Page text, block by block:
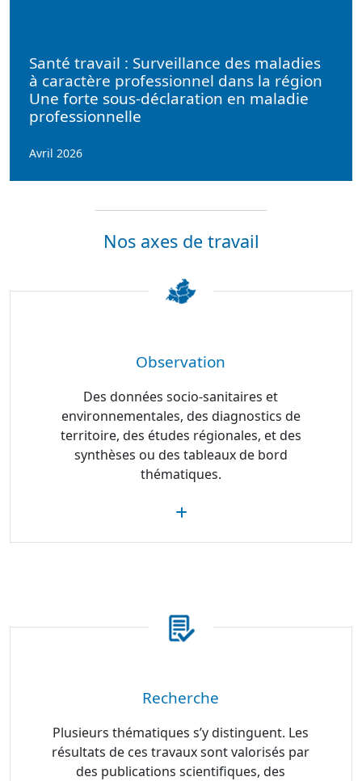
Santé travail : Surveillance des maladies
à caractère professionnel dans la région
Une forte sous-déclaration en maladie
professionnelle
Avril 2026
Nos axes de travail
Observation
Des données socio-sanitaires et
environnementales, des diagnostics de
territoire, des études régionales, et des
synthèses ou des tableaux de bord
thématiques.
Recherche
Plusieurs thématiques s’y distinguent. Les
résultats de ces travaux sont valorisés par
des publications scientifiques, des